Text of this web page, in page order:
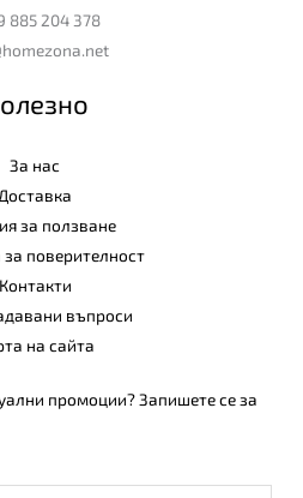
885 204 378
За нас
Доставка
за ползване
поверителност
Контакти
въпроси
на сайта
промоции? Запишете се за